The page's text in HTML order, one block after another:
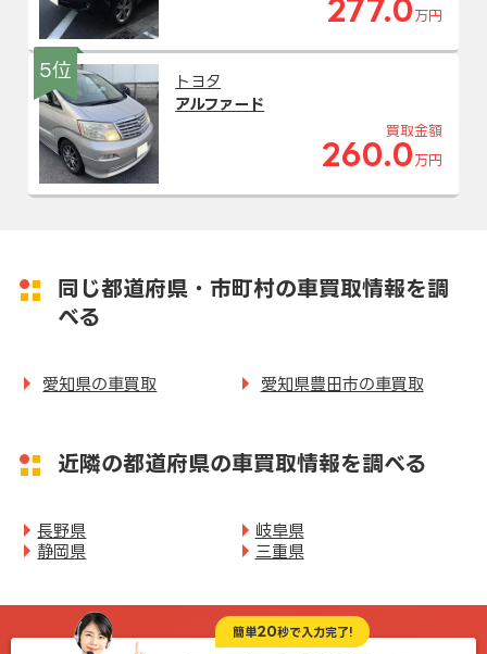
277.0 万円
5位
トヨタ
アルファード
買取金額
260.0 万円
同じ都道府県・市町村の車買取情報を調
べる
愛知県の車買取 愛知県豊田市の車買取
近隣の都道府県の車買取情報を調べる
長野県
岐阜県
静岡県
三重県
簡単20秒で入力完了!